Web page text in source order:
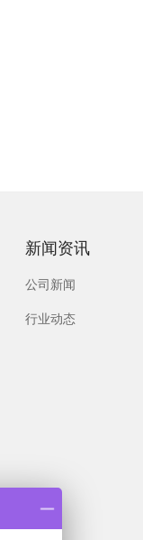
新闻资讯
公司新闻
行业动态